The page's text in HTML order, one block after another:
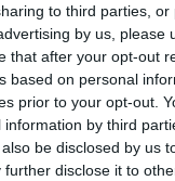
to third parties,
by us, please
that after your opt-out
based on personal
prior to your opt-out.
by third
be disclosed by us
further disclose it to
2008-08-09 01:48
med en annan
Kom
Få